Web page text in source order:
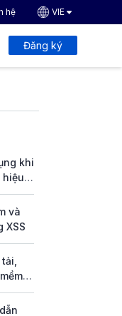
hệ VIE
Đăng ký
khi
hiệu
và
XSS